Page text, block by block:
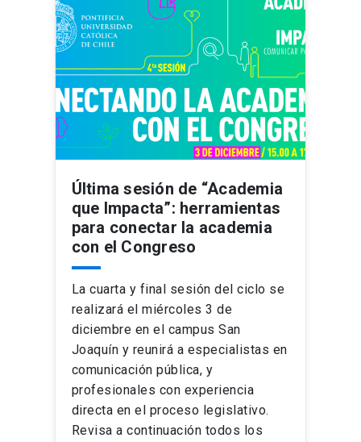
Última sesión de “Academia
que Impacta”: herramientas
para conectar la academia
con el Congreso
La cuarta y final sesión del ciclo se
realizará el miércoles 3 de
diciembre en el campus San
Joaquín y reunirá a especialistas en
comunicación pública, y
profesionales con experiencia
directa en el proceso legislativo.
Revisa a continuación todos los